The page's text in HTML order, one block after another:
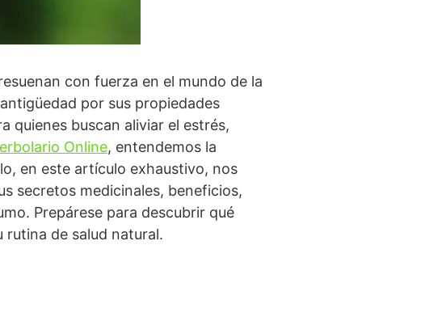
con fuerza en el mundo de la
por sus propiedades
quienes buscan aliviar el estrés,
Online, entendemos la
en este artículo exhaustivo, nos
secretos medicinales, beneficios,
Prepárese para descubrir qué
rutina de salud natural.